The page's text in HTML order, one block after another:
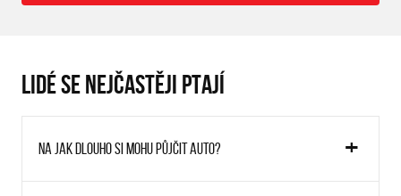
LIDÉ SE NEJČASTĚJI PTAJÍ
Na jak dlouho si mohu půjčit auto?